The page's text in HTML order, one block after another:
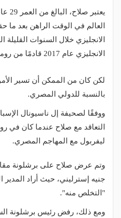
العالم في الوقت الراهن بعد ما
الانجليزي خلال السنوات القليلة
الانجليزي عام 2017 قادمًا من روما الايطالي.
لكن كان من الممكن أن تسير
بالنسبة للدولي المصري.
ووفقًا لصحيفة إل ناسيونال
التعاقد مع صلاح عندما كان في
ليفربول مع المهاجم المصري.
جنيه إسترليني، حيث أراد
"التخلص منه".
ومع ذلك، رفض رئيس برشلونة